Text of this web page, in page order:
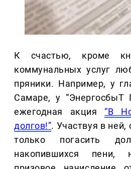
К счастью, кроме
коммунальных услуг
пряники. Например, у
Самаре, у “ЭнергосбыТ
ежегодная акция “В
долгов!”. Участвуя в
только погасить
накопившихся пени,